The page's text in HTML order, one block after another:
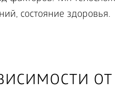
состояние здоровья.